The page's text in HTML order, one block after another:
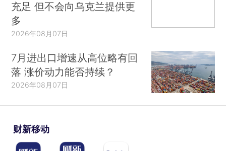
充足 但不会向乌克兰提供更
多
2026年08月07日
7月进出口增速从高位略有回
落 涨价动力能否持续？
2026年08月07日
财新移动